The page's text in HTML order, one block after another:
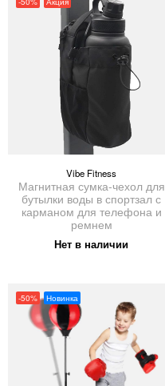
Vibe Fitness
Магнитная сумка-чехол для
бутылки воды в спортзал с
карманом для телефона и
ремнем
Нет в наличии
-50% Новинка